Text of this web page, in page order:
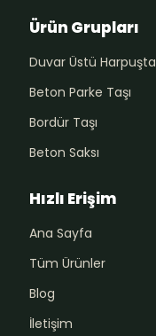
Ürün Grupları
Duvar Üstü Harpuşta
Beton Parke Taşı
Bordür Taşı
Beton Saksı
Hızlı Erişim
Ana Sayfa
Tüm Ürünler
Blog
İletişim